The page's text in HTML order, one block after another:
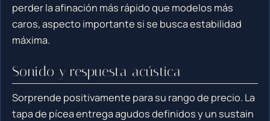
perder la afinación más rápido que modelos más
caros, aspecto importante si se busca estabilidad
máxima.
Sonido y respuesta acústica
Sorprende positivamente para su rango de precio. La
tapa de pícea entrega agudos definidos y un sustain